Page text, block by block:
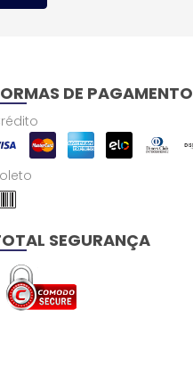
DE PAGAMENTO
SEGURANÇA